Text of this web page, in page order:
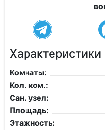
Характеристики
Комнаты:
Кол. ком.:
Сан. узел:
Площадь:
Этажность: